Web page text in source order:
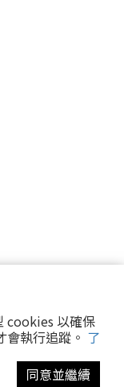
cookies 以確保
執行追蹤。 了
同意並繼續